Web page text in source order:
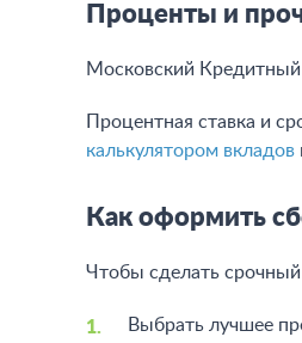
Проценты и
Московский Кредитный
Процентная ставка и
калькулятором вкладов
Как оформить
Чтобы сделать
Выбрать лучшее